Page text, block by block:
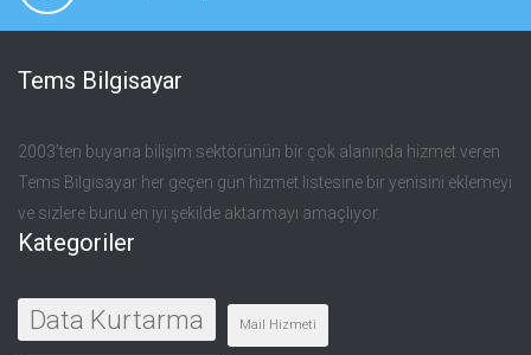
Tems Bilgisayar
2003’ten buyana bilişim sektörünün bir çok alanında hizmet veren
Tems Bilgisayar her geçen gün hizmet listesine bir yenisini eklemeyi
ve sizlere bunu en iyi şekilde aktarmayı amaçlıyor.
Kategoriler
Data Kurtarma Mail Hizmeti